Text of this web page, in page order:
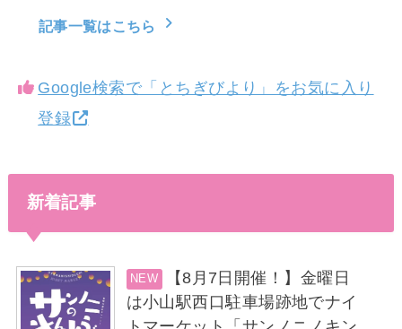
記事一覧はこちら
Google検索で「とちぎびより」をお気に入り
登録
新着記事
【8月7日開催！】金曜日
は小山駅西口駐車場跡地でナイ